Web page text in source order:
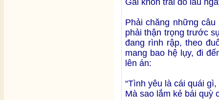
Gái khôn trai dỗ lâu
Phải chăng những
phải thận trọng trước
đang rình rập, theo
mang bao hệ lụy, đi
lên án:
“Tình yêu là cái quái gì,
Mà sao lắm kẻ bái quỳ